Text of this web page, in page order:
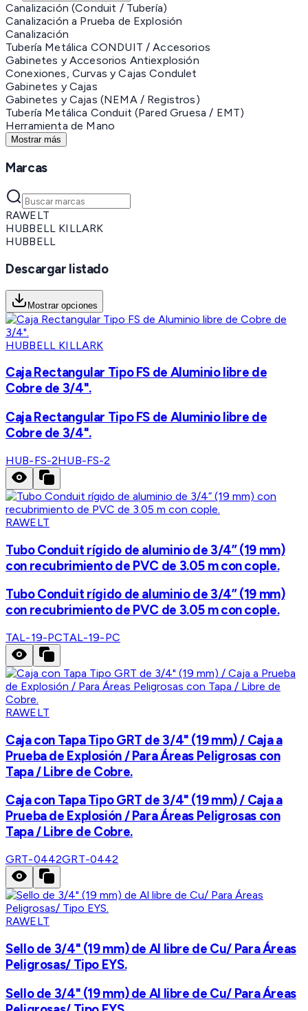
Canalización (Conduit / Tubería)
Canalización a Prueba de Explosión
Canalización
Tubería Metálica CONDUIT / Accesorios
Gabinetes y Accesorios Antiexplosión
Conexiones, Curvas y Cajas Condulet
Gabinetes y Cajas
Gabinetes y Cajas (NEMA / Registros)
Tubería Metálica Conduit (Pared Gruesa / EMT)
Herramienta de Mano
Mostrar más
Marcas
RAWELT
HUBBELL KILLARK
HUBBELL
Descargar listado
Mostrar opciones
HUBBELL KILLARK
Caja Rectangular Tipo FS de Aluminio libre de
Cobre de 3/4".
Caja Rectangular Tipo FS de Aluminio libre de
Cobre de 3/4".
HUB-FS-2HUB-FS-2
RAWELT
Tubo Conduit rígido de aluminio de 3/4” (19 mm)
con recubrimiento de PVC de 3.05 m con cople.
Tubo Conduit rígido de aluminio de 3/4” (19 mm)
con recubrimiento de PVC de 3.05 m con cople.
TAL-19-PCTAL-19-PC
RAWELT
Caja con Tapa Tipo GRT de 3/4" (19 mm) / Caja a
Prueba de Explosión / Para Áreas Peligrosas con
Tapa / Libre de Cobre.
Caja con Tapa Tipo GRT de 3/4" (19 mm) / Caja a
Prueba de Explosión / Para Áreas Peligrosas con
Tapa / Libre de Cobre.
GRT-0442GRT-0442
RAWELT
Sello de 3/4" (19 mm) de Al libre de Cu/ Para Áreas
Peligrosas/ Tipo EYS.
Sello de 3/4" (19 mm) de Al libre de Cu/ Para Áreas